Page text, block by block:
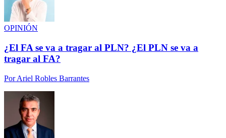
OPINIÓN
¿El FA se va a tragar al PLN? ¿El PLN se va a
tragar al FA?
PorAriel Robles Barrantes